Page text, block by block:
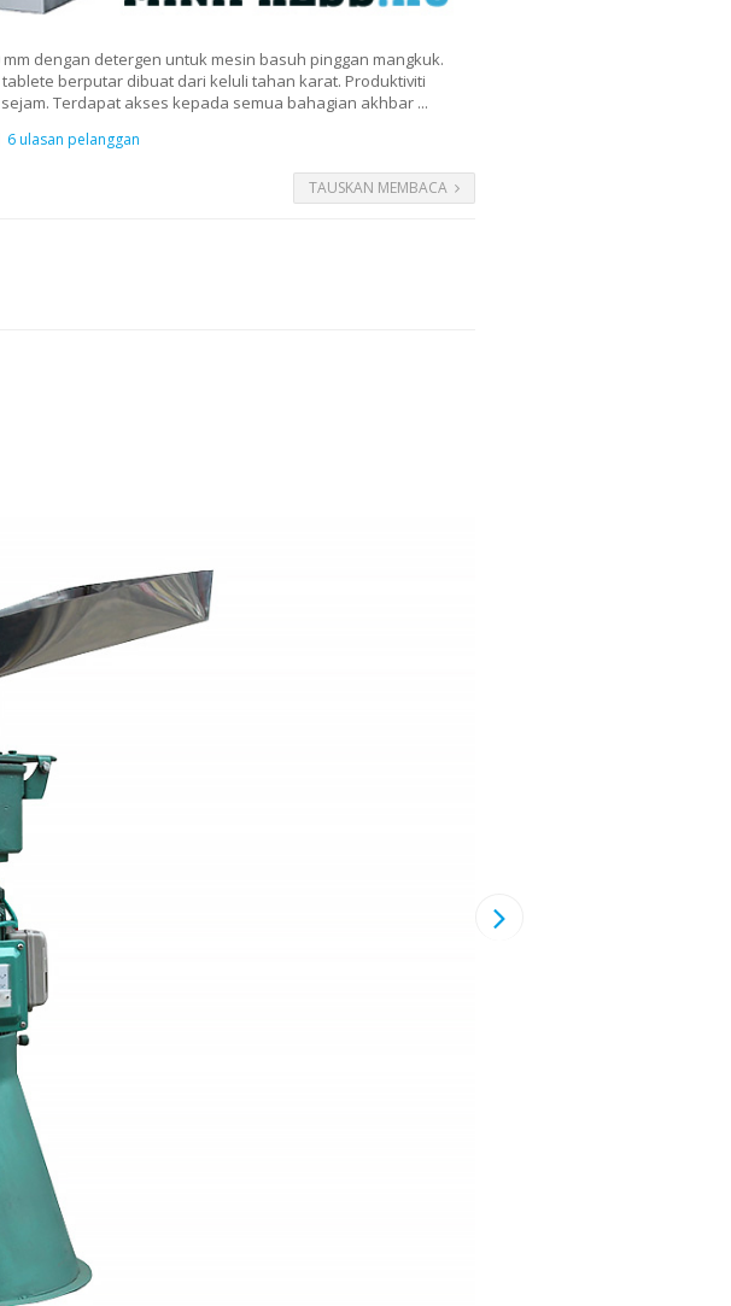
dengan detergen untuk mesin basuh pinggan mangkuk.
berputar dibuat dari keluli tahan karat. Produktiviti
Terdapat akses kepada semua bahagian akhbar ...
6 ulasan pelanggan
TAUSKAN MEMBACA